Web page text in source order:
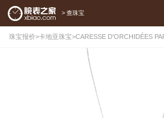
> 查珠宝
珠宝报价>卡地亚珠宝>CARESSE D'ORCHIDÉES